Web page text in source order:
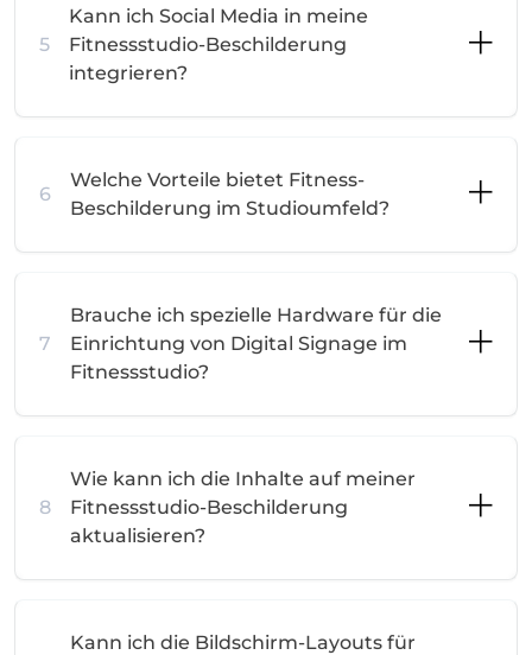
5
Kann ich Social Media in meine
Fitnessstudio-Beschilderung
integrieren?
6
Welche Vorteile bietet Fitness-
Beschilderung im Studioumfeld?
7
Brauche ich spezielle Hardware für die
Einrichtung von Digital Signage im
Fitnessstudio?
8
Wie kann ich die Inhalte auf meiner
Fitnessstudio-Beschilderung
aktualisieren?
Kann ich die Bildschirm-Layouts für